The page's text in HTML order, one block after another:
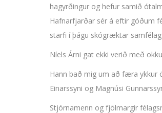
hagyrðingur og hefur samið
Hafnarfjarðar sér á eftir góðum
starfi í þágu skógræktar
Níels Árni gat ekki verið með
Hann bað mig um að færa ykkur
Einarssyni og Magnúsi
Stjórnamenn og fjölmargir